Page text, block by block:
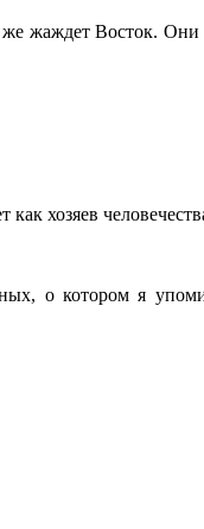
жаждет Восток. Они
как хозяев
о котором я